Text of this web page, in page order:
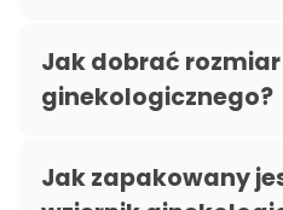
Jak dobrać
ginekologicznego?
Jak zapakowany